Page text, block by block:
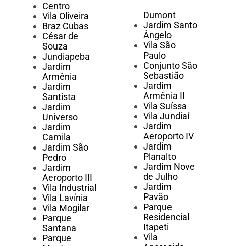
Centro
Vila Oliveira
Braz Cubas
César de
Souza
Jundiapeba
Jardim
Armênia
Jardim
Santista
Jardim
Universo
Jardim
Camila
Jardim São
Pedro
Jardim
Aeroporto III
Vila Industrial
Vila Lavínia
Vila Mogilar
Parque
Santana
Parque
Dumont
Jardim Santo
Ângelo
Vila São
Paulo
Conjunto São
Sebastião
Jardim
Armênia II
Vila Suíssa
Vila Jundiaí
Jardim
Aeroporto IV
Jardim
Planalto
Jardim Nove
de Julho
Jardim
Pavão
Parque
Residencial
Itapeti
Vila